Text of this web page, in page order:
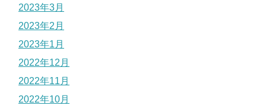
2023年3月
2023年2月
2023年1月
2022年12月
2022年11月
2022年10月